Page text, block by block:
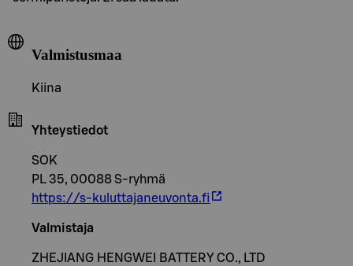
Valmistusmaa
Kiina
Yhteystiedot
SOK
PL 35, 00088 S-ryhmä
https://s-kuluttajaneuvonta.fi
Valmistaja
ZHEJIANG HENGWEI BATTERY CO., LTD